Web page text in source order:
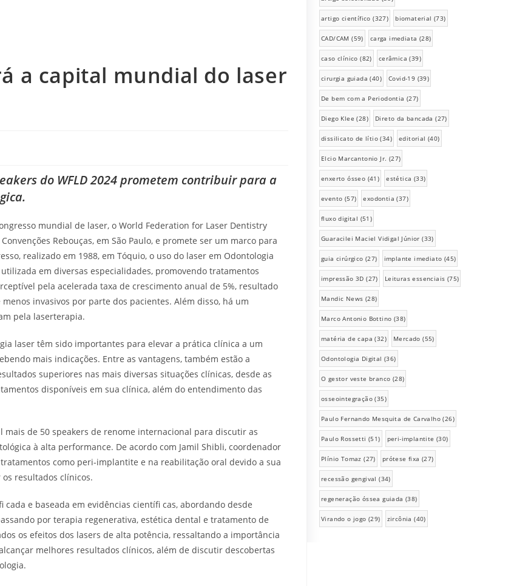
a capital mundial do laser
do WFLD 2024 prometem contribuir para a
mundial de laser, o World Federation for Laser Dentistry
Rebouças, em São Paulo, e promete ser um marco para
realizado em 1988, em Tóquio, o uso do laser em Odontologia
em diversas especialidades, promovendo tratamentos
pela acelerada taxa de crescimento anual de 5%, resultado
invasivos por parte dos pacientes. Além disso, há um
pela laserterapia.
laser têm sido importantes para elevar a prática clínica a um
mais indicações. Entre as vantagens, também estão a
superiores nas mais diversas situações clínicas, desde as
disponíveis em sua clínica, além do entendimento das
mais de 50 speakers de renome internacional para discutir as
à alta performance. De acordo com Jamil Shibli, coordenador
como peri-implantite e na reabilitação oral devido a sua
resultados clínicos.
cada e baseada em evidências científi cas, abordando desde
por terapia regenerativa, estética dental e tratamento de
os efeitos dos lasers de alta potência, ressaltando a importância
melhores resultados clínicos, além de discutir descobertas
artigo científico (327) biomaterial (73)
CAD/CAM (59) carga imediata (28)
caso clínico (82) cerâmica (39)
cirurgia guiada (40) Covid-19 (39)
De bem com a Periodontia (27)
Diego Klee (28) Direto da bancada (27)
dissilicato de lítio (34) editorial (40)
Elcio Marcantonio Jr. (27)
enxerto ósseo (41) estética (33)
evento (57) exodontia (37)
fluxo digital (51)
Guaracilei Maciel Vidigal Júnior (33)
guia cirúrgico (27) implante imediato (45)
impressão 3D (27) Leituras essenciais (75)
Mandic News (28)
Marco Antonio Bottino (38)
matéria de capa (32) Mercado (55)
Odontologia Digital (36)
O gestor veste branco (28)
osseointegração (35)
Paulo Fernando Mesquita de Carvalho (26)
Paulo Rossetti (51) peri-implantite (30)
Plínio Tomaz (27) prótese fixa (27)
recessão gengival (34)
regeneração óssea guiada (38)
Virando o jogo (29) zircônia (40)